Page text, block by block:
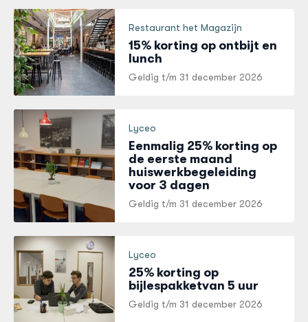
Restaurant het Magazijn
15% korting op ontbijt en
lunch
Geldig t/m 31 december 2026
Lyceo
Eenmalig 25% korting op
de eerste maand
huiswerkbegeleiding
voor 3 dagen
Geldig t/m 31 december 2026
Lyceo
25% korting op
bijlespakketvan 5 uur
Geldig t/m 31 december 2026